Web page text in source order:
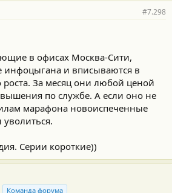
#7.298
в офисах Москва-Сити,
инфоцыгана и вписываются в
За месяц они любой ценой
по службе. А если оно не
марафона новоиспеченные
Серии короткие))
Команда форума